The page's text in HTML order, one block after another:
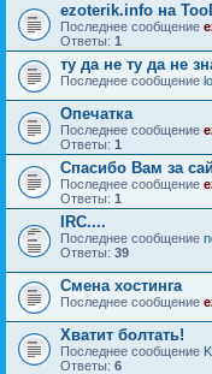
ezoterik.info на
Последнее сообщение
Ответы: 1
ту да не ту да не
Последнее сообщение
Опечатка
Последнее сообщение
Ответы: 1
Спасибо Вам за
Последнее сообщение
Ответы: 1
IRC....
Последнее сообщение
Ответы: 39
Смена хостинга
Последнее сообщение
Хватит болтать!
Последнее сообщение
Ответы: 6